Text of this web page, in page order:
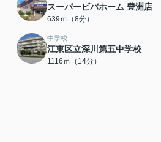
スーパービバホーム 豊洲店
639ｍ（8分）
中学校
江東区立深川第五中学校
1116ｍ（14分）